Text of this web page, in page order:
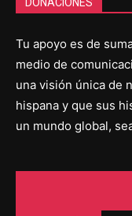
DONACIONES
Tu apoyo es de
medio de
una visión única de
hispana y que sus
un mundo global,